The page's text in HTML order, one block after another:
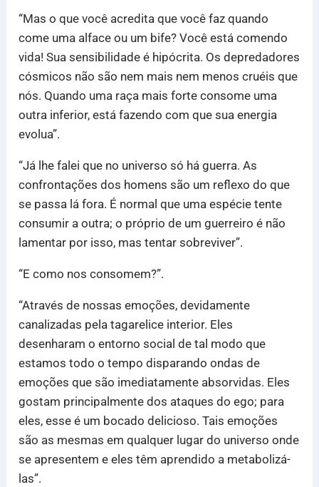
“Mas o que você acredita que você faz quando
come uma alface ou um bife? Você está comendo
vida! Sua sensibilidade é hipócrita. Os depredadores
cósmicos não são nem mais nem menos cruéis que
nós. Quando uma raça mais forte consome uma
outra inferior, está fazendo com que sua energia
evolua”.
“Já lhe falei que no universo só há guerra. As
confrontações dos homens são um reflexo do que
se passa lá fora. É normal que uma espécie tente
consumir a outra; o próprio de um guerreiro é não
lamentar por isso, mas tentar sobreviver”.
“E como nos consomem?”.
“Através de nossas emoções, devidamente
canalizadas pela tagarelice interior. Eles
desenharam o entorno social de tal modo que
estamos todo o tempo disparando ondas de
emoções que são imediatamente absorvidas. Eles
gostam principalmente dos ataques do ego; para
eles, esse é um bocado delicioso. Tais emoções
são as mesmas em qualquer lugar do universo onde
se apresentem e eles têm aprendido a metabolizá-
las”.